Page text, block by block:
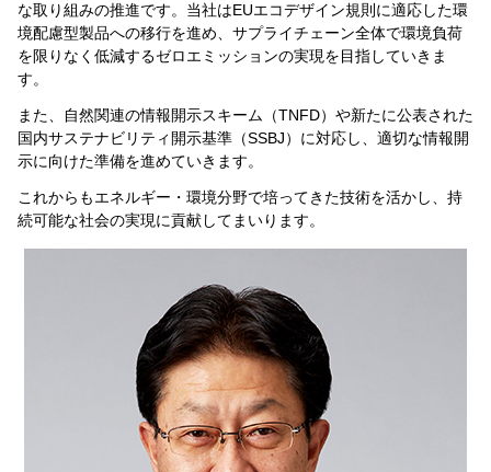
な取り組みの推進です。当社はEUエコデザイン規則に適応した環
境配慮型製品への移行を進め、サプライチェーン全体で環境負荷
を限りなく低減するゼロエミッションの実現を目指していきま
す。
また、自然関連の情報開示スキーム（TNFD）や新たに公表された
国内サステナビリティ開示基準（SSBJ）に対応し、適切な情報開
示に向けた準備を進めていきます。
これからもエネルギー・環境分野で培ってきた技術を活かし、持
続可能な社会の実現に貢献してまいります。